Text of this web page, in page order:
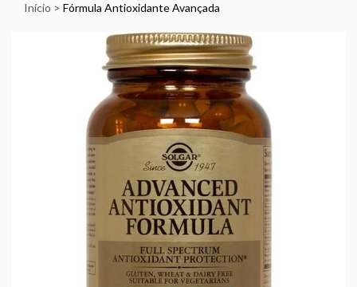
Início Fórmula Antioxidante Avançada